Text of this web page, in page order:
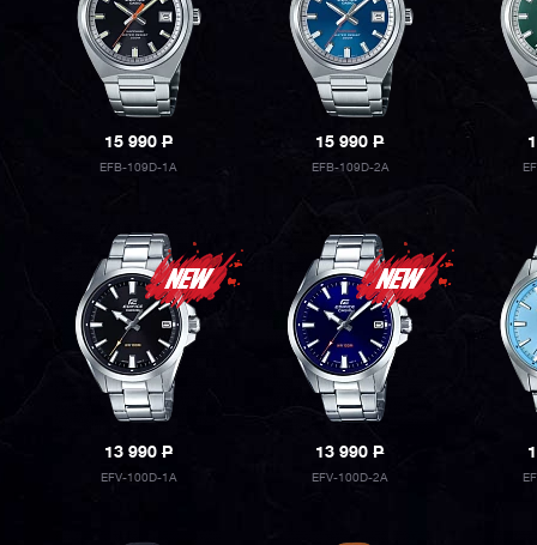
15 990P
EFB-109D-1A
15 990P
EFB-109D-2A
13 990P
EFV-100D-1A
13 990P
EFV-100D-2A